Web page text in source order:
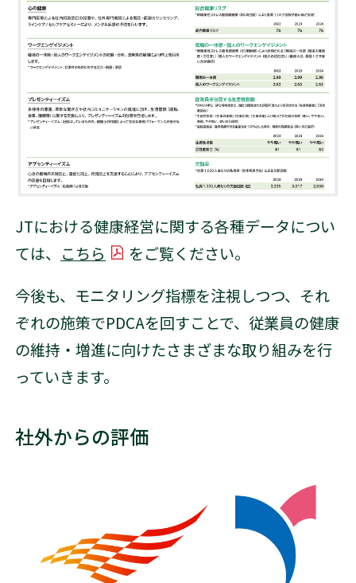
JTにおける健康経営に関する各種データについ
ては、 こちら PDFを開く
をご覧ください。
今後も、モニタリング指標を注視しつつ、それ
ぞれの施策でPDCAを回すことで、従業員の健康
の維持・増進に向けたさまざまな取り組みを行
っていきます。
社外からの評価